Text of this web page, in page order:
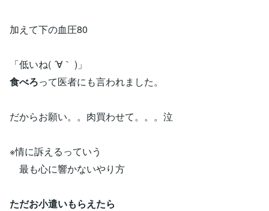
加えて下の血圧80
「低いね( ´∀｀ )」
食べろって医者にも言われました。
だからお願い。。肉買わせて。。。泣
※情に訴えるっていう
最も心に響かないやり方
ただお小遣いもらえたら